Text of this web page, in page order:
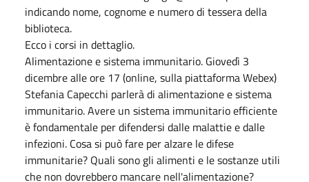
indicando nome, cognome e numero di tessera della
biblioteca.
Ecco i corsi in dettaglio.
Alimentazione e sistema immunitario. Giovedì 3
dicembre alle ore 17 (online, sulla piattaforma Webex)
Stefania Capecchi parlerà di alimentazione e sistema
immunitario. Avere un sistema immunitario efficiente
è fondamentale per difendersi dalle malattie e dalle
infezioni. Cosa si può fare per alzare le difese
immunitarie? Quali sono gli alimenti e le sostanze utili
che non dovrebbero mancare nell'alimentazione?